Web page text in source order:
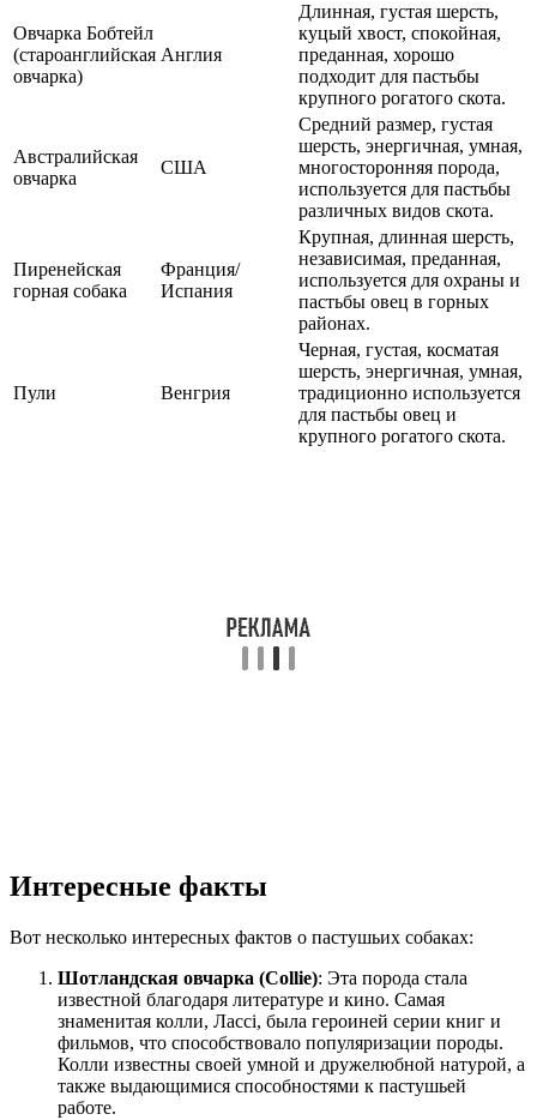
Овчарка Бобтейл
(староанглийская
овчарка)
Англия
Длинная, густая шерсть,
куцый хвост, спокойная,
преданная, хорошо
подходит для пастьбы
крупного рогатого скота.
Австралийская
овчарка
США
Средний размер, густая
шерсть, энергичная, умная,
многосторонняя порода,
используется для пастьбы
различных видов скота.
Пиренейская
горная собака
Франция/
Испания
Крупная, длинная шерсть,
независимая, преданная,
используется для охраны и
пастьбы овец в горных
районах.
Пули Венгрия
Черная, густая, косматая
шерсть, энергичная, умная,
традиционно используется
для пастьбы овец и
крупного рогатого скота.
Интересные факты
Вот несколько интересных фактов о пастушьих собаках:
Шотландская овчарка (Collie): Эта порода стала
известной благодаря литературе и кино. Самая
знаменитая колли, Лассі, была героиней серии книг и
фильмов, что способствовало популяризации породы.
Колли известны своей умной и дружелюбной натурой, а
также выдающимися способностями к пастушьей
работе.